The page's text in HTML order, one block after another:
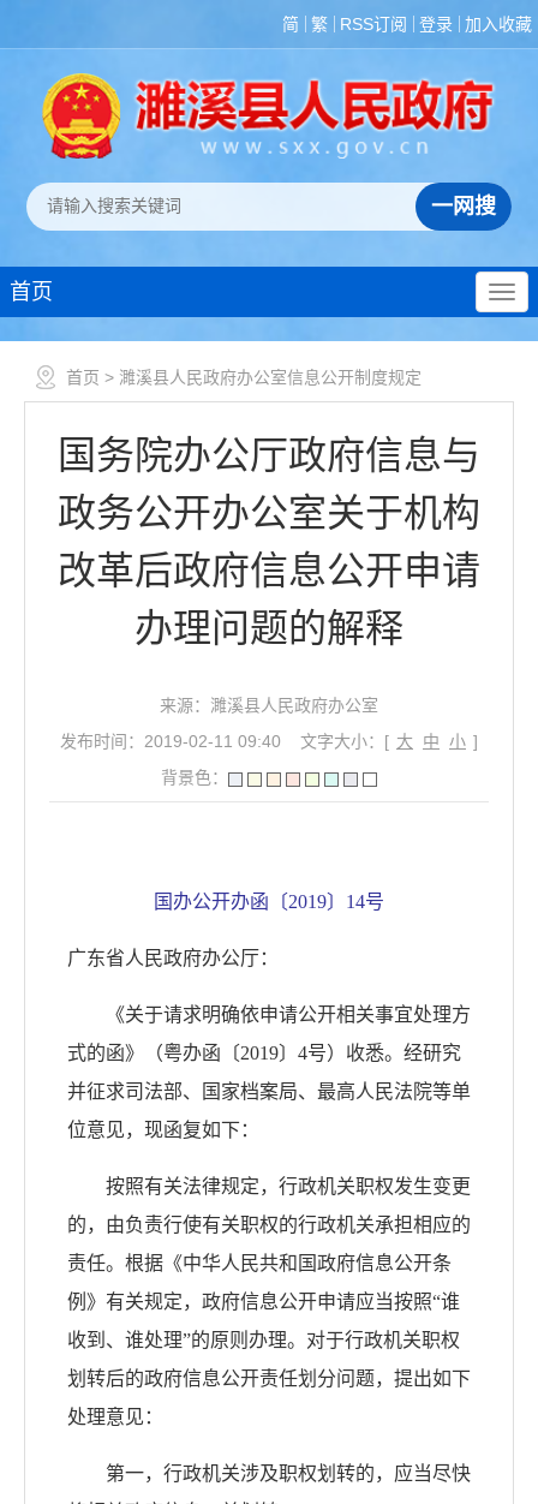
简 繁 RSS订阅 登录 加入收藏
首页
首页 > 濉溪县人民政府办公室信息公开制度规定
国务院办公厅政府信息与
政务公开办公室关于机构
改革后政府信息公开申请
办理问题的解释
来源：濉溪县人民政府办公室
发布时间：2019-02-11 09:40
文字大小：[ 大 中 小 ]
背景色：
国办公开办函〔2019〕14号
广东省人民政府办公厅：
《关于请求明确依申请公开相关事宜处理方
式的函》（粤办函〔2019〕4号）收悉。经研究
并征求司法部、国家档案局、最高人民法院等单
位意见，现函复如下：
按照有关法律规定，行政机关职权发生变更
的，由负责行使有关职权的行政机关承担相应的
责任。根据《中华人民共和国政府信息公开条
例》有关规定，政府信息公开申请应当按照“谁
收到、谁处理”的原则办理。对于行政机关职权
划转后的政府信息公开责任划分问题，提出如下
处理意见：
第一，行政机关涉及职权划转的，应当尽快